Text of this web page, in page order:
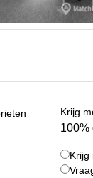
Krijg
100%
Krijg